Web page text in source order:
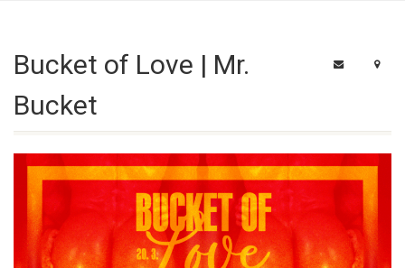
Bucket of Love | Mr.
Bucket